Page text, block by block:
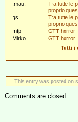
.mau.
Tra tutte le
proprio
gs
Tra tutte le
proprio
mfp
GTT horror
Mirko
GTT horror
Tutti i
This entry was posted on
Comments are closed.